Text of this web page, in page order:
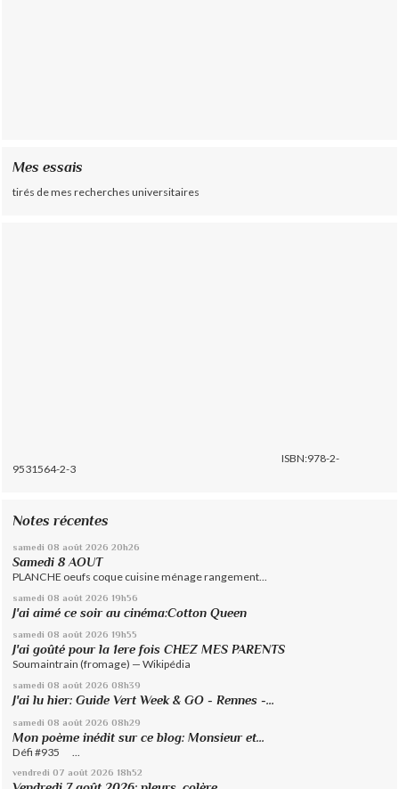
Mes essais
tirés de mes recherches universitaires
ISBN:978-2-
9531564-2-3
Notes récentes
samedi 08 août 2026 20h26
Samedi 8 AOUT
PLANCHE oeufs coque cuisine ménage rangement...
samedi 08 août 2026 19h56
J'ai aimé ce soir au cinéma:Cotton Queen
samedi 08 août 2026 19h55
J'ai goûté pour la 1ere fois CHEZ MES PARENTS
Soumaintrain (fromage) — Wikipédia
samedi 08 août 2026 08h39
J'ai lu hier: Guide Vert Week & GO - Rennes -...
samedi 08 août 2026 08h29
Mon poème inédit sur ce blog: Monsieur et...
Défi #935 ...
vendredi 07 août 2026 18h52